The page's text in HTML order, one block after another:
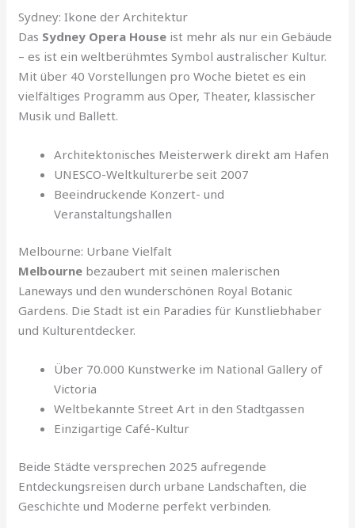
Sydney: Ikone der Architektur
Das Sydney Opera House ist mehr als nur ein Gebäude
– es ist ein weltberühmtes Symbol australischer Kultur.
Mit über 40 Vorstellungen pro Woche bietet es ein
vielfältiges Programm aus Oper, Theater, klassischer
Musik und Ballett.
Architektonisches Meisterwerk direkt am Hafen
UNESCO-Weltkulturerbe seit 2007
Beeindruckende Konzert- und
Veranstaltungshallen
Melbourne: Urbane Vielfalt
Melbourne bezaubert mit seinen malerischen
Laneways und den wunderschönen Royal Botanic
Gardens. Die Stadt ist ein Paradies für Kunstliebhaber
und Kulturentdecker.
Über 70.000 Kunstwerke im National Gallery of
Victoria
Weltbekannte Street Art in den Stadtgassen
Einzigartige Café-Kultur
Beide Städte versprechen 2025 aufregende
Entdeckungsreisen durch urbane Landschaften, die
Geschichte und Moderne perfekt verbinden.